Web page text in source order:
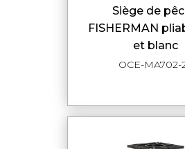
siège de pêche
FISHERMAN
et blanc
OCE-MA702-